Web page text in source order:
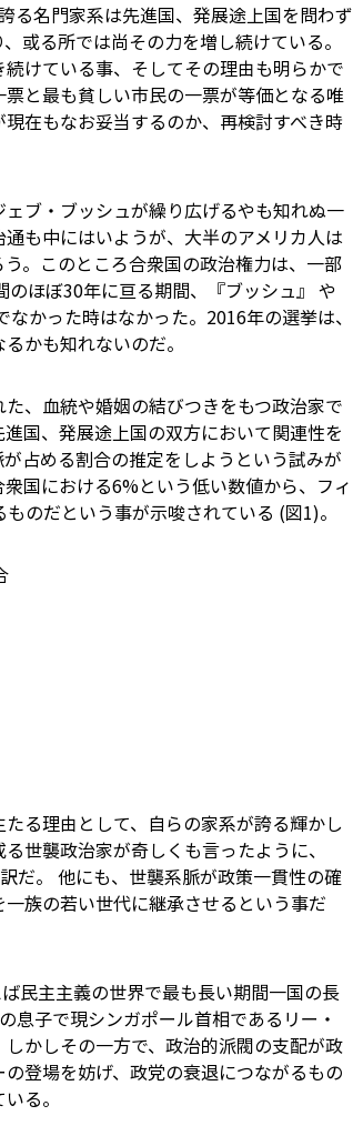
る名門家系は先進国、発展途上国を問わず
或る所では尚その力を増し続けている。
けている事、そしてその理由も明らかで
と最も貧しい市民の一票が等価となる唯
在もなお妥当するのか、再検討すべき時
ブ・ブッシュが繰り広げるやも知れぬ一
も中にはいようが、大半のアメリカ人は
。このところ合衆国の政治権力は、一部
ほぼ30年に亘る期間、『ブッシュ』 や
かった時はなかった。2016年の選挙は、
かも知れないのだ。
、血統や婚姻の結びつきをもつ政治家で
国、発展途上国の双方において関連性を
占める割合の推定をしようという試みが
国における6%という低い数値から、フィ
のだという事が示唆されている (図1)。
る理由として、自らの家系が誇る輝かし
世襲政治家が奇しくも言ったように、
だ。 他にも、世襲系脈が政策一貫性の確
族の若い世代に継承させるという事だ
民主主義の世界で最も長い期間一国の長
息子で現シンガポール首相であるリー・
かしその一方で、政治的派閥の支配が政
登場を妨げ、政党の衰退につながるもの
る。